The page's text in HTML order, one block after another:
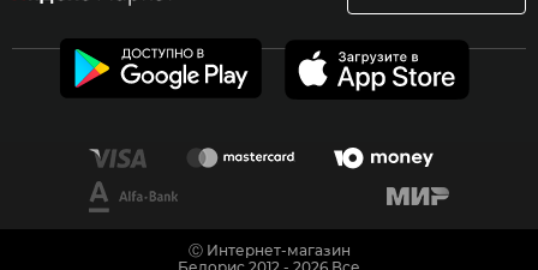
Ⓒ Интернет-магазин
Белорис 2012 - 2026 Все